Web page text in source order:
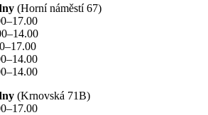
(Horní náměstí 67)
(Krnovská 71B)